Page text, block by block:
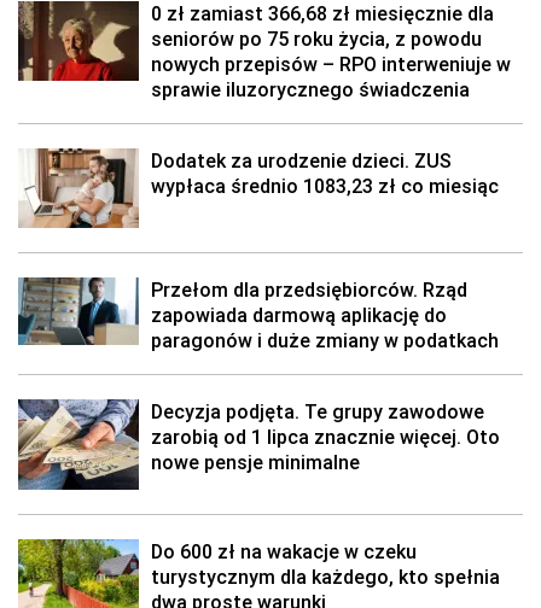
0 zł zamiast 366,68 zł miesięcznie dla
seniorów po 75 roku życia, z powodu
nowych przepisów – RPO interweniuje w
sprawie iluzorycznego świadczenia
Dodatek za urodzenie dzieci. ZUS
wypłaca średnio 1083,23 zł co miesiąc
Przełom dla przedsiębiorców. Rząd
zapowiada darmową aplikację do
paragonów i duże zmiany w podatkach
Decyzja podjęta. Te grupy zawodowe
zarobią od 1 lipca znacznie więcej. Oto
nowe pensje minimalne
Do 600 zł na wakacje w czeku
turystycznym dla każdego, kto spełnia
dwa proste warunki